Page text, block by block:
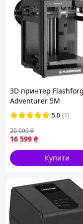
нитки і
Конструкція
чином, щоб
пошкоджуючи
Керамічна
забезпечує
ефективність
має гладку
завдяки чому
служби.
Металевий лоток
завдяки чому
лотка має
нагрівається
Механізм
3D принтер
Adventurer 5M
5.0 (1)
16 599 ₴
20 099₴
Купити